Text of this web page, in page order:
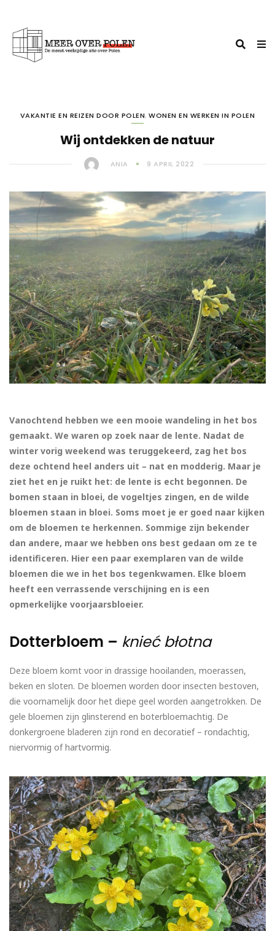
VAKANTIE EN REIZEN DOOR POLEN,WONEN EN WERKEN IN POLEN
Wij ontdekken de natuur
ANIA 9 APRIL 2022
Vanochtend hebben we een mooie wandeling in het bos
gemaakt. We waren op zoek naar de lente. Nadat de
winter vorig weekend was teruggekeerd, zag het bos
deze ochtend heel anders uit – nat en modderig. Maar je
ziet het en je ruikt het: de lente is echt begonnen. De
bomen staan in bloei, de vogeltjes zingen, en de wilde
bloemen staan in bloei. Soms moet je er goed naar kijken
om de bloemen te herkennen. Sommige zijn bekender
dan andere, maar we hebben ons best gedaan om ze te
identificeren. Hier een paar exemplaren van de wilde
bloemen die we in het bos tegenkwamen. Elke bloem
heeft een verrassende verschijning en is een
opmerkelijke voorjaarsbloeier.
Dotterbloem – knieć błotna
Deze bloem komt voor in drassige hooilanden, moerassen,
beken en sloten. De bloemen worden door insecten bestoven,
die voornamelijk door het diepe geel worden aangetrokken. De
gele bloemen zijn glinsterend en boterbloemachtig. De
donkergroene bladeren zijn rond en decoratief – rondachtig,
niervormig of hartvormig.